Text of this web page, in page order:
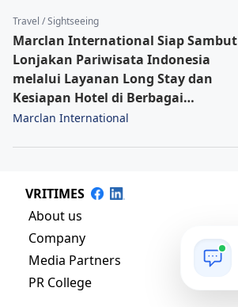
Travel / Sightseeing
Marclan International Siap Sambut
Lonjakan Pariwisata Indonesia
melalui Layanan Long Stay dan
Kesiapan Hotel di Berbagai
Destinasi
Marclan International
VRITIMES
About us
Company
Media Partners
PR College